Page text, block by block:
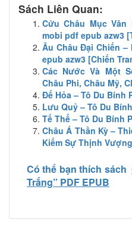
Sách Liên Quan:
Cửu Châu Mục
mobi pdf epub azw3
Âu Châu Đại Chiến
epub azw3 [Chiến
Các Nước Và Một
Châu Phi, Châu Mỹ,
Đế Hỏa – Tô Du Bính
Lưu Quỷ – Tô Du
Tế Thế – Tô Du Bính
Châu Á Thần Kỳ –
Kiếm Sự Thịnh
Có thể bạn thích sách
Trắng” PDF EPUB